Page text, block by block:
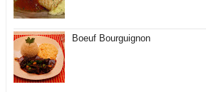
Boeuf Bourguignon